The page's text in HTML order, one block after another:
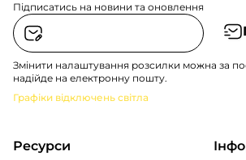
Підписатись на новини та оновлення
Змінити налаштування розсилки можна за
надійде на електронну пошту.
Графіки відключень світла
Ресурси